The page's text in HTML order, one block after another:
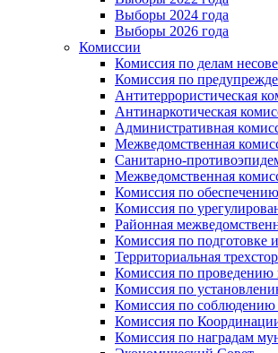
Выборы 2024 года
Выборы 2026 года
Комиссии
Комиссия по делам
Комиссия по
Антитеррористическая
Антинаркотическая
Административная
Межведомственная
Санитарно-
Межведомственная
Комиссия по
Комиссия по
Районная
Комиссия по подготовке
Территориальная
Комиссия по проведению
Комиссия по
Комиссия по
Комиссия по
Комиссия по наградам